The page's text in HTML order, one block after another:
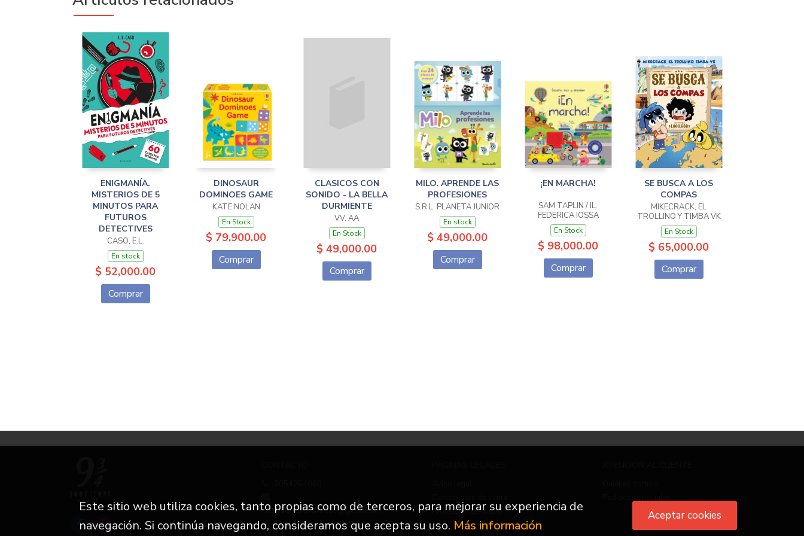
ENIGMANÍA.
MISTERIOS DE 5
MINUTOS PARA
FUTUROS
DETECTIVES
CASO, E.L.
En stock
$ 52,000.00
Comprar
DINOSAUR
DOMINOES GAME
KATE NOLAN
En Stock
$ 79,900.00
Comprar
CLASICOS CON
SONIDO - LA BELLA
DURMIENTE
VV. AA
En Stock
$ 49,000.00
Comprar
MILO. APRENDE LAS
PROFESIONES
S.R.L. PLANETA JUNIOR
En stock
$ 49,000.00
Comprar
¡EN MARCHA!
SAM TAPLIN / IL.
FEDERICA IOSSA
En Stock
$ 98,000.00
Comprar
SE BUSCA A LOS
COMPAS
MIKECRACK, EL
TROLLINO Y TIMBA VK
En Stock
$ 65,000.00
Comprar
info.nuevetrescuartos@gmail.com
Formulario de contacto
Protección de datos
Este sitio web utiliza cookies, tanto propias como de terceros, para mejorar su experiencia de
navegación. Si continúa navegando, consideramos que acepta su uso. Más información
Aceptar cookies